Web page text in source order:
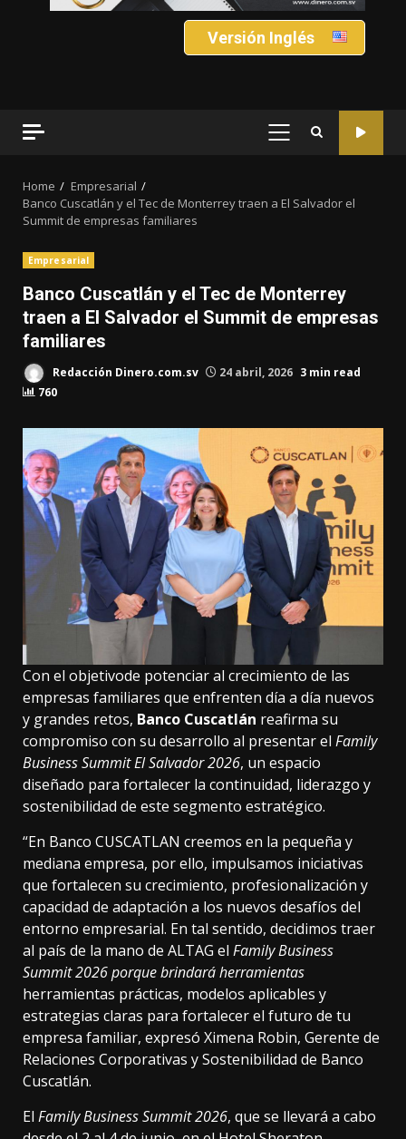
Versión Inglés
PRIMARY
Home
Empresarial
Banco Cuscatlán y el Tec de Monterrey traen a El Salvador el
Summit de empresas familiares
Empresarial
Banco Cuscatlán y el Tec de Monterrey
traen a El Salvador el Summit de empresas
familiares
Redacción Dinero.com.sv 24 abril, 2026 3 min read
760
Con el objetivode potenciar al crecimiento de las
empresas familiares que enfrenten día a día nuevos
y grandes retos, Banco Cuscatlán reafirma su
compromiso con su desarrollo al presentar el Family
Business Summit El Salvador 2026, un espacio
diseñado para fortalecer la continuidad, liderazgo y
sostenibilidad de este segmento estratégico.
“En Banco CUSCATLAN creemos en la pequeña y
mediana empresa, por ello, impulsamos iniciativas
que fortalecen su crecimiento, profesionalización y
capacidad de adaptación a los nuevos desafíos del
entorno empresarial. En tal sentido, decidimos traer
al país de la mano de ALTAG el Family Business
Summit 2026 porque brindará herramientas
herramientas prácticas, modelos aplicables y
estrategias claras para fortalecer el futuro de tu
empresa familiar, expresó Ximena Robin, Gerente de
Relaciones Corporativas y Sostenibilidad de Banco
Cuscatlán.
El Family Business Summit 2026, que se llevará a cabo